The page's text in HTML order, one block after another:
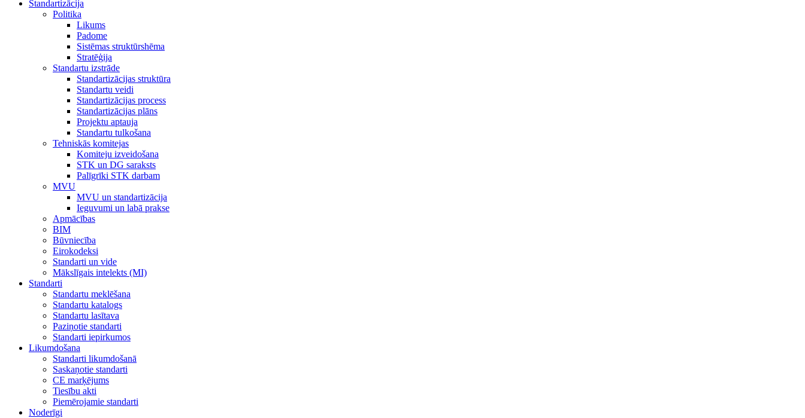
Standartizācija
Politika
Likums
Padome
Sistēmas struktūrshēma
Stratēģija
Standartu izstrāde
Standartizācijas struktūra
Standartu veidi
Standartizācijas process
Standartizācijas plāns
Projektu aptauja
Standartu tulkošana
Tehniskās komitejas
Komiteju izveidošana
STK un DG saraksts
Palīgrīki STK darbam
MVU
MVU un standartizācija
Ieguvumi un labā prakse
Apmācības
BIM
Būvniecība
Eirokodeksi
Standarti un vide
Mākslīgais intelekts (MI)
Standarti
Standartu meklēšana
Standartu katalogs
Standartu lasītava
Paziņotie standarti
Standarti iepirkumos
Likumdošana
Standarti likumdošanā
Saskaņotie standarti
CE marķējums
Tiesību akti
Piemērojamie standarti
Noderīgi